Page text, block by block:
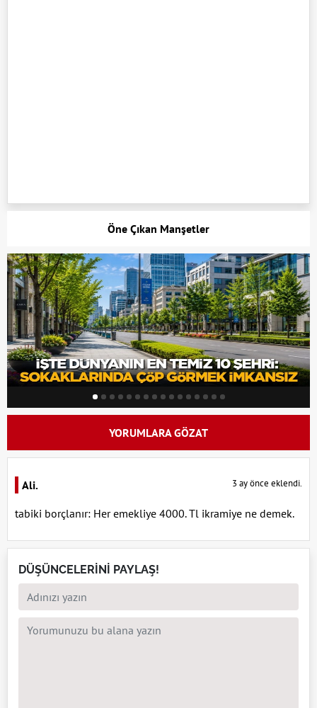
Öne Çıkan Manşetler
YORUMLARA GÖZAT
Ali. 3 ay önce eklendi.
tabiki borçlanır: Her emekliye 4000. Tl ikramiye ne demek.
DÜŞÜNCELERİNİ PAYLAŞ!